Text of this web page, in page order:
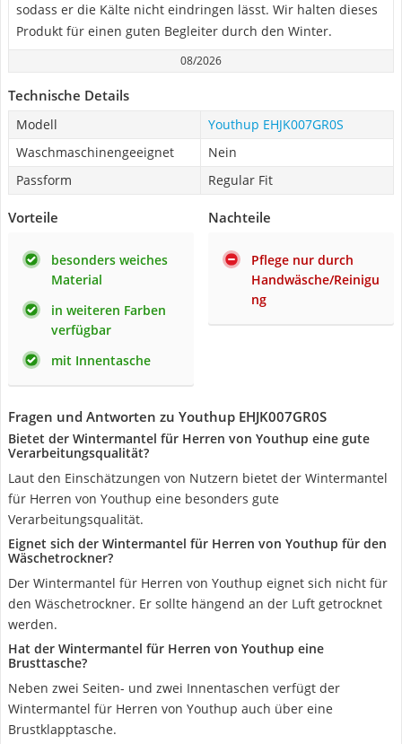
sodass er die Kälte nicht eindringen lässt. Wir halten dieses
Produkt für einen guten Begleiter durch den Winter.
08/2026
Technische Details
Modell
Youthup EHJK007GR0S
Waschmaschinengeeignet
Nein
Passform
Regular Fit
Vorteile
besonders weiches
Material
in weiteren Farben
verfügbar
mit Innentasche
Nachteile
Pflege nur durch
Handwäsche/Reinigu
ng
Fragen und Antworten zu Youthup EHJK007GR0S
Bietet der Wintermantel für Herren von Youthup eine gute
Verarbeitungsqualität?
Laut den Einschätzungen von Nutzern bietet der Wintermantel
für Herren von Youthup eine besonders gute
Verarbeitungsqualität.
Eignet sich der Wintermantel für Herren von Youthup für den
Wäschetrockner?
Der Wintermantel für Herren von Youthup eignet sich nicht für
den Wäschetrockner. Er sollte hängend an der Luft getrocknet
werden.
Hat der Wintermantel für Herren von Youthup eine
Brusttasche?
Neben zwei Seiten- und zwei Innentaschen verfügt der
Wintermantel für Herren von Youthup auch über eine
Brustklapptasche.